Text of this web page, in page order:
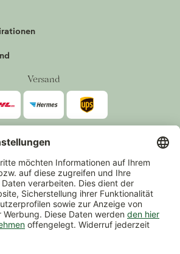
Versand
Zahlarten
Mehrwertsteuer zzgl.Versand
€, ausgenommen sind Gutscheine und
Events.